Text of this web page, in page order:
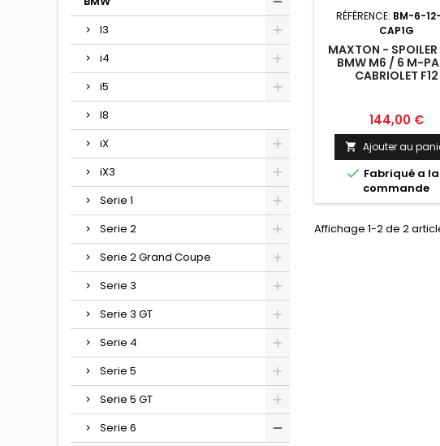
I3
i4
i5
I8
iX
iX3
Serie 1
Serie 2
Serie 2 Grand Coupe
Serie 3
Serie 3 GT
Serie 4
Serie 5
Serie 5 GT
Serie 6
RÉFÉRENCE: BM-6-
CAP1G
MAXTON -
BMW M6 / 6 M-
CABRIOLET F12
Prix
144,00 €
 Ajouter au
 Fabriqué a la
commande
Affichage 1-2 de 2